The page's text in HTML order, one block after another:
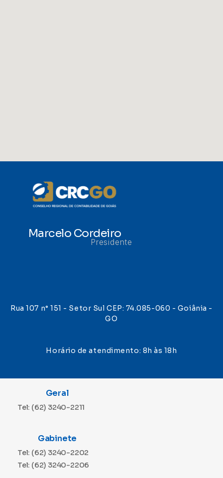
Marcelo Cordeiro
Presidente
Rua 107 n° 151 - Setor Sul CEP: 74.085-060 - Goiânia -
GO
Horário de atendimento: 8h às 18h
Geral
Tel: (62) 3240-2211
Gabinete
Tel: (62) 3240-2202
Tel: (62) 3240-2206